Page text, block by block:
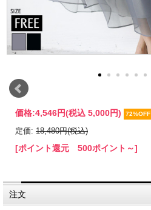
価格:4,546円(税込 5,000円) 72%OFF
定価: 18,480円(税込)
[ポイント還元 500ポイント～]
注文